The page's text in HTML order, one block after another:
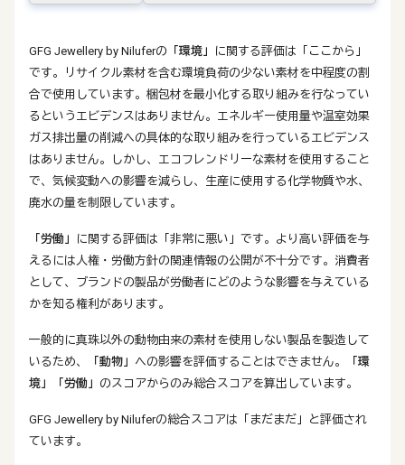
GFG Jewellery by Niluferの 「環境」
に関する評価は「ここから」
です。リサイクル素材を含む環境負荷の少ない素材を中程度の割
合で使用しています。梱包材を最小化する取り組みを行なってい
るというエビデンスはありません。エネルギー使用量や温室効果
ガス排出量の削減への具体的な取り組みを行っているエビデンス
はありません。しかし、エコフレンドリーな素材を使用すること
で、気候変動への影響を減らし、生産に使用する化学物質や水、
廃水の量を制限しています。
「労働」
に関する評価は「非常に悪い」です。より高い評価を与
えるには人権・労働方針の関連情報の公開が不十分です。消費者
として、ブランドの製品が労働者にどのような影響を与えている
かを知る権利があります。
一般的に真珠以外の動物由来の素材を使用しない製品を製造して
いるため、
「動物」 への影響を評価することはできません。
「環
境」
「労働」 のスコアからのみ総合スコアを算出しています。
GFG Jewellery by Niluferの総合スコアは「まだまだ」と評価され
ています。